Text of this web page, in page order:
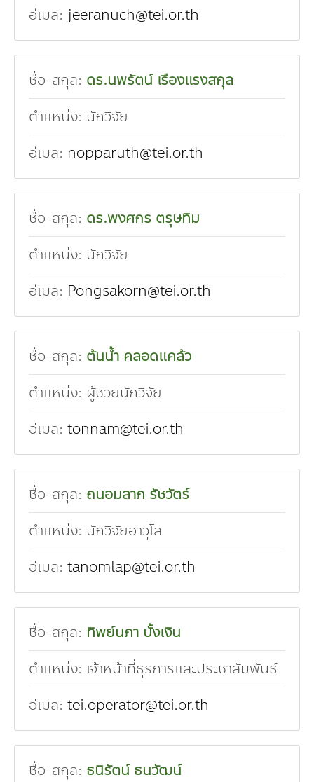
อีเมล: jeeranuch@tei.or.th
ชื่อ-สกุล: ดร.นพรัตน์ เรืองแรงสกุล
ตำแหน่ง: นักวิจัย
อีเมล: nopparuth@tei.or.th
ชื่อ-สกุล: ดร.พงศกร ตรุษทิม
ตำแหน่ง: นักวิจัย
อีเมล: Pongsakorn@tei.or.th
ชื่อ-สกุล: ต้นน้ำ คลอดแคล้ว
ตำแหน่ง: ผู้ช่วยนักวิจัย
อีเมล: tonnam@tei.or.th
ชื่อ-สกุล: ถนอมลาภ รัชวัตร์
ตำแหน่ง: นักวิจัยอาวุโส
อีเมล: tanomlap@tei.or.th
ชื่อ-สกุล: ทิพย์นภา บั้งเงิน
ตำแหน่ง: เจ้าหน้าที่ธุรการและประชาสัมพันธ์
อีเมล: tei.operator@tei.or.th
ชื่อ-สกุล: ธนิรัตน์ ธนวัฒน์